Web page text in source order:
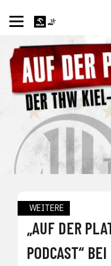
WEITERE
„AUF DER
PODCAST“